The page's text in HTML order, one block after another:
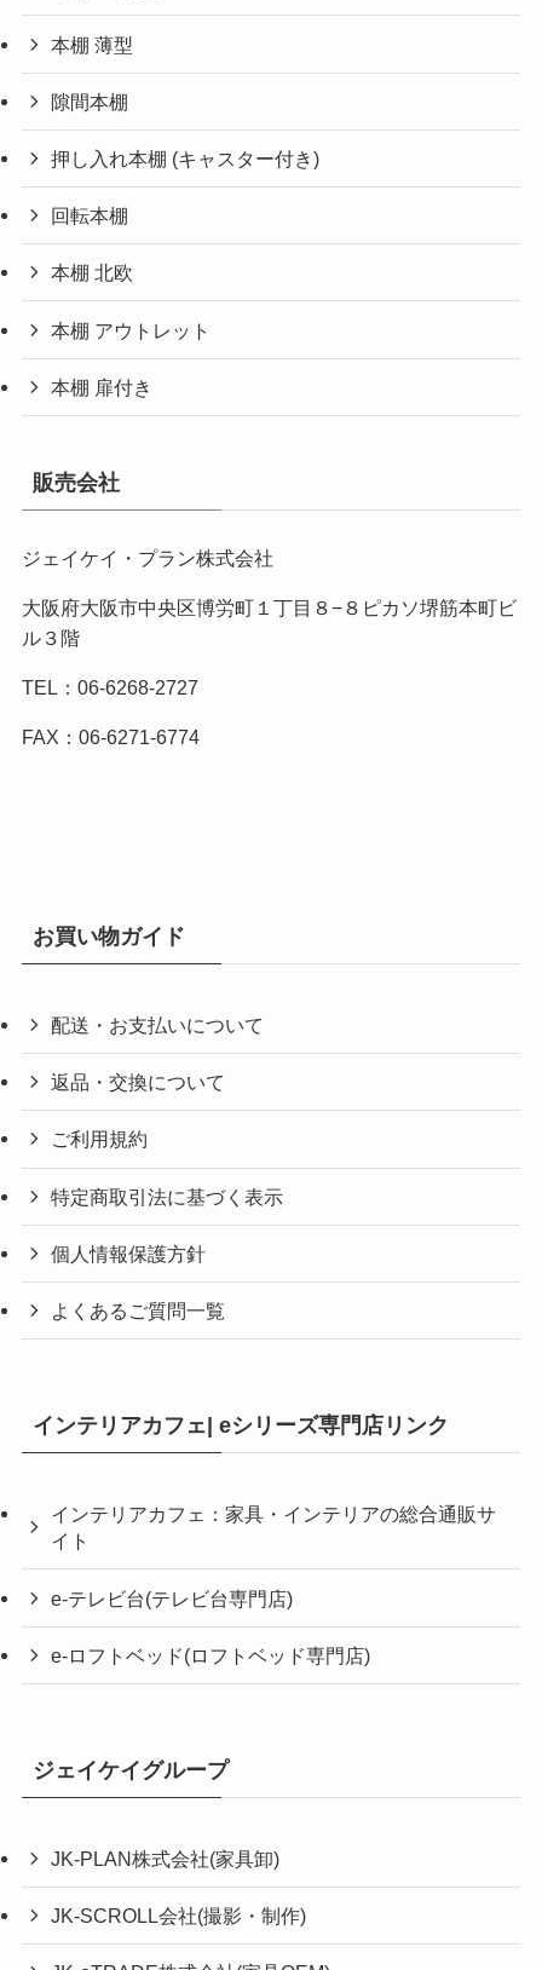
本棚 薄型
隙間本棚
押し入れ本棚 (キャスター付き)
回転本棚
本棚 北欧
本棚 アウトレット
本棚 扉付き
販売会社
ジェイケイ・プラン株式会社
大阪府大阪市中央区博労町１丁目８−８ピカソ堺筋本町ビ
ル３階
TEL：06-6268-2727
FAX：06-6271-6774
お買い物ガイド
配送・お支払いについて
返品・交換について
ご利用規約
特定商取引法に基づく表示
個人情報保護方針
よくあるご質問一覧
インテリアカフェ| eシリーズ専門店リンク
インテリアカフェ：家具・インテリアの総合通販サ
イト
e-テレビ台(テレビ台専門店)
e-ロフトベッド(ロフトベッド専門店)
ジェイケイグループ
JK-PLAN株式会社(家具卸)
JK-SCROLL会社(撮影・制作)